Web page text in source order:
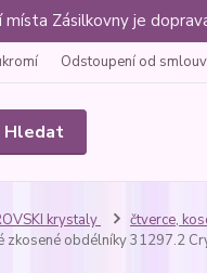
Zásilkovny je
Odstoupení od
Hledat
krystaly čtverce,
obdélníky 31297.2